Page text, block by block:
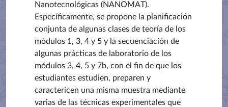
Nanotecnológicas (NANOMAT).
Específicamente, se propone la planificación
conjunta de algunas clases de teoría de los
módulos 1, 3, 4 y 5 y la secuenciación de
algunas prácticas de laboratorio de los
módulos 3, 4, 5 y 7b, con el fin de que los
estudiantes estudien, preparen y
caractericen una misma muestra mediante
varias de las técnicas experimentales que